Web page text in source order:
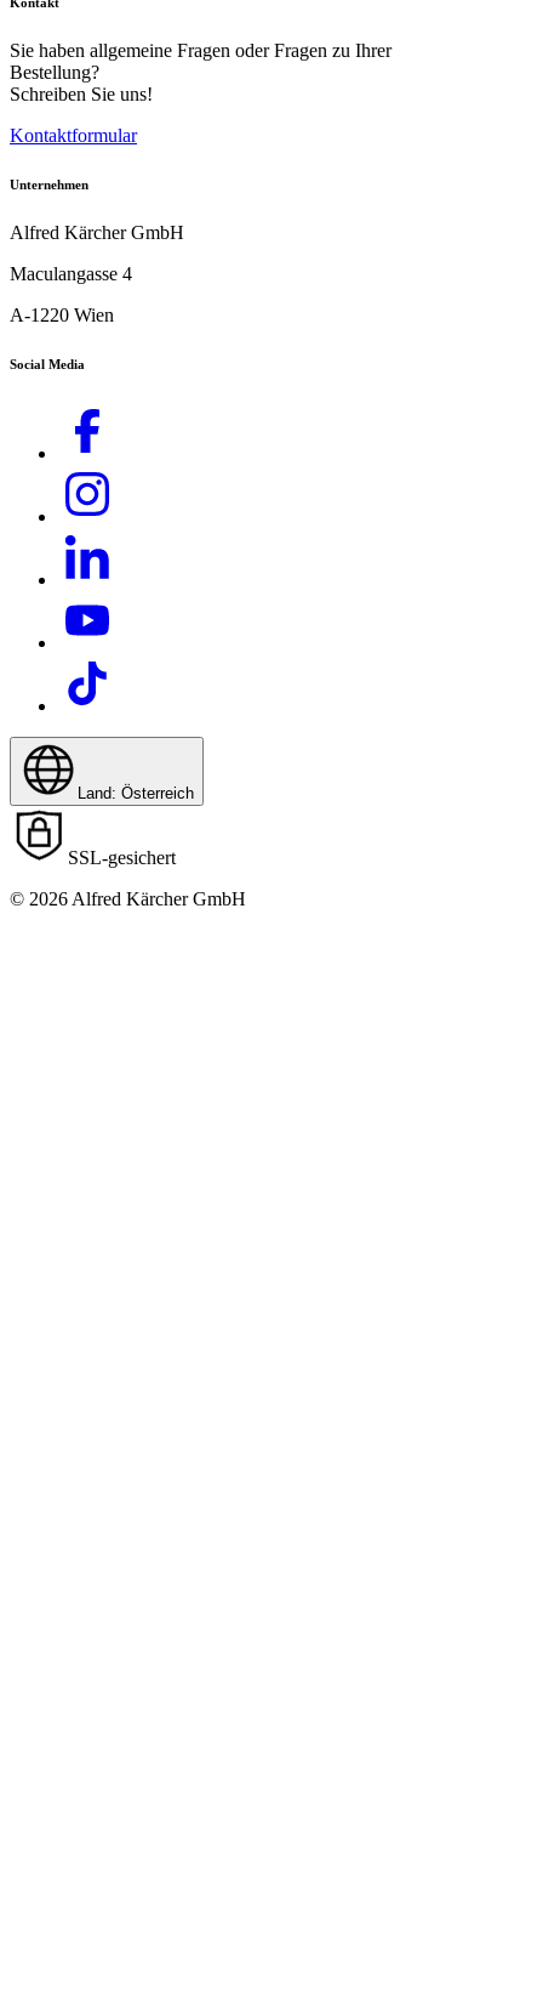
Download PDF
Sie haben allgemeine Fragen oder Fragen zu Ihrer
Bestellung?
Schreiben Sie uns!
Kontaktformular
Unternehmen
Alfred Kärcher GmbH
Maculangasse 4
A-1220 Wien
Social Media
Land: Österreich
SSL-gesichert
© 2026 Alfred Kärcher GmbH